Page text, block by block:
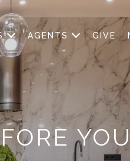
AGENTS GIVE